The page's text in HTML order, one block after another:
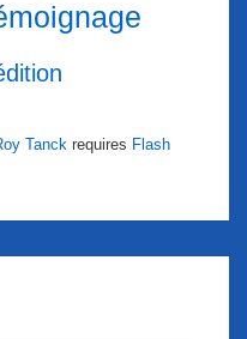
Tanck requires Flash